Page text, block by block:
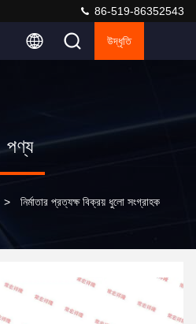
86-519-86352543
উদ্ধৃতি
পণ্য
> নির্মাতার প্রত্যক্ষ বিক্রয় ধুলো সংগ্রাহক